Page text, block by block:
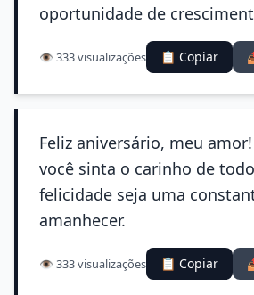
oportunidade de
👁️ 333 visualizações 📋 Copiar
Feliz aniversário, meu
você sinta o carinho de
felicidade seja uma
amanhecer.
👁️ 333 visualizações 📋 Copiar